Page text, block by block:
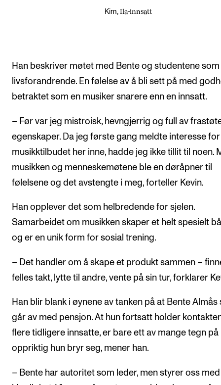
Kim, Ila-innsatt
Han beskriver møtet med Bente og studentene som
livsforandrende. En følelse av å bli sett på med
betraktet som en musiker snarere enn en innsatt.
– Før var jeg mistroisk, hevngjerrig og full av
egenskaper. Da jeg første gang meldte interesse for
musikktilbudet her inne, hadde jeg ikke tillit til noen.
musikken og menneskemøtene ble en døråpner til
følelsene og det avstengte i meg, forteller Kevin.
Han opplever det som helbredende for sjelen.
Samarbeidet om musikken skaper et helt spesielt
og er en unik form for sosial trening.
– Det handler om å skape et produkt sammen –
felles takt, lytte til andre, vente på sin tur, forklarer
Han blir blank i øynene av tanken på at Bente Almås
går av med pensjon. At hun fortsatt holder
flere tidligere innsatte, er bare ett av mange tegn på
oppriktig hun bryr seg, mener han.
– Bente har autoritet som leder, men styrer oss med